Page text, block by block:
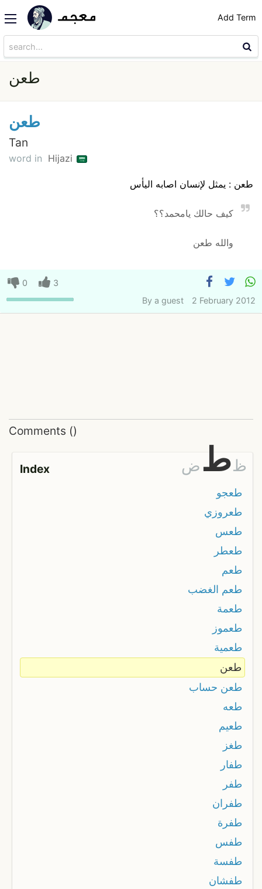
Add Term
طعن
طعن
Tan
word in Hijazi
طعن : يمثل لإنسان اصابه اليأس
كيف حالك يامحمد؟؟
والله طعن
0
3
By a guest 2 February 2012
Comments ()
Index ض طظ
طعجو
طعروزي
طعس
طعطر
طعم
طعم الغضب
طعمة
طعموز
طعمية
طعن
طعن حساب
طعه
طعيم
طغز
طفار
طفر
طفران
طفرة
طفس
طفسة
طفشان